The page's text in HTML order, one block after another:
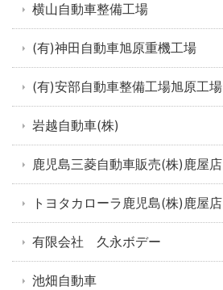
横山自動車整備工場
(有)神田自動車旭原重機工場
(有)安部自動車整備工場旭原工場
岩越自動車(株)
鹿児島三菱自動車販売(株)鹿屋店
トヨタカローラ鹿児島(株)鹿屋店
有限会社 久永ボデー
池畑自動車